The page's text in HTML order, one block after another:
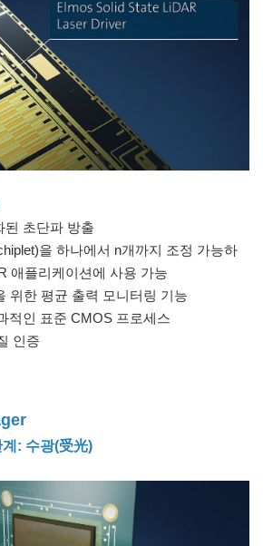
된 초단파 방출
을 하나에서 n개까지 조정 가능하
애플리케이션에 사용 가능
위한 평균 출력 모니터링 기능
적인 표준 CMOS 프로세스
인증
: 수광(受光)